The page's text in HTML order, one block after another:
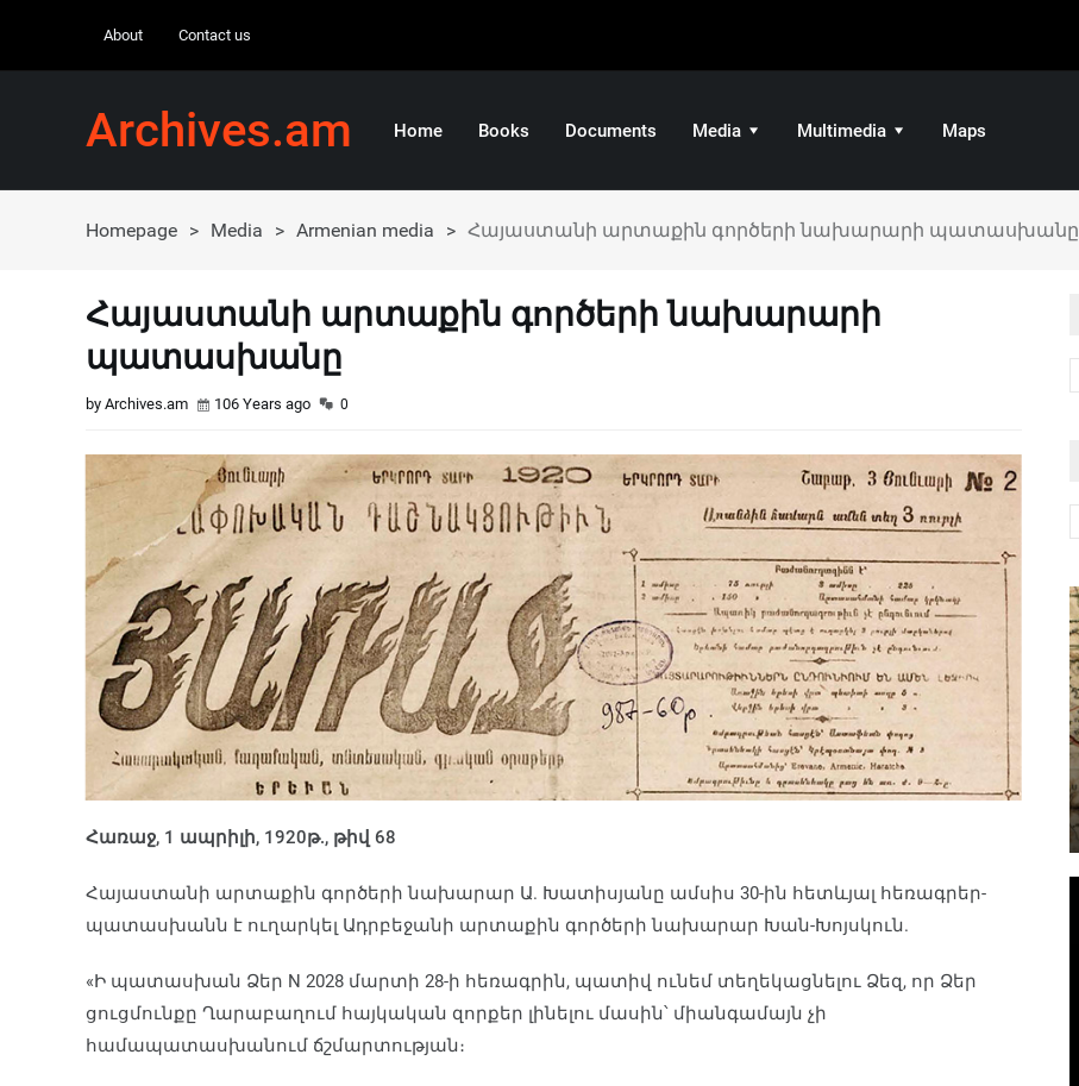
About Contact us
Archives.am Home Books Documents Media Multimedia Maps
Homepage > Media > Armenian media > Հայաստանի արտաքին գործերի նախարարի պատասխանը
Հայաստանի արտաքին գործերի նախարարի
պատասխանը
by Archives.am 106 Years ago 0
Հառաջ, 1 ապրիլի, 1920թ., թիվ 68
Հայաստանի արտաքին գործերի նախարար Ա. Խատիսյանը ամսիս 30-ին հետևյալ հեռագրեր-
պատասխանն է ուղարկել Ադրբեջանի արտաքին գործերի նախարար Խան-Խոյսկուն.
«Ի պատասխան Ձեր N 2028 մարտի 28-ի հեռագրին, պատիվ ունեմ տեղեկացնելու Ձեզ, որ Ձեր
ցուցմունքը Ղարաբաղում հայկական զորքեր լինելու մասին՝ միանգամայն չի
համապատասխանում ճշմարտության։